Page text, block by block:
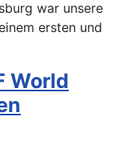
war unsere
ersten und
World